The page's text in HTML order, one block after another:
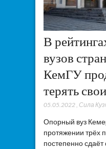
В
вузов
КемГУ
терять
05.05.2022, Сила
Опорный вуз
протяжении трёх
постепенно сдаёт